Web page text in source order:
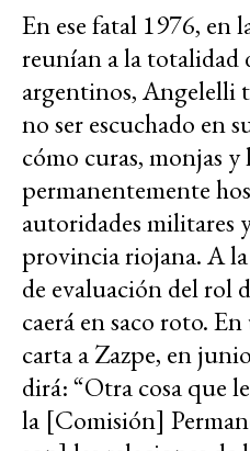
En ese fatal 1976, en
reunían a la totalidad
argentinos, Angelelli
no ser escuchado en
cómo curas, monjas y
permanentemente
autoridades militares
provincia riojana. A
de evaluación del rol
caerá en saco roto.
carta a Zazpe, en
dirá: “Otra cosa que
la [Comisión]